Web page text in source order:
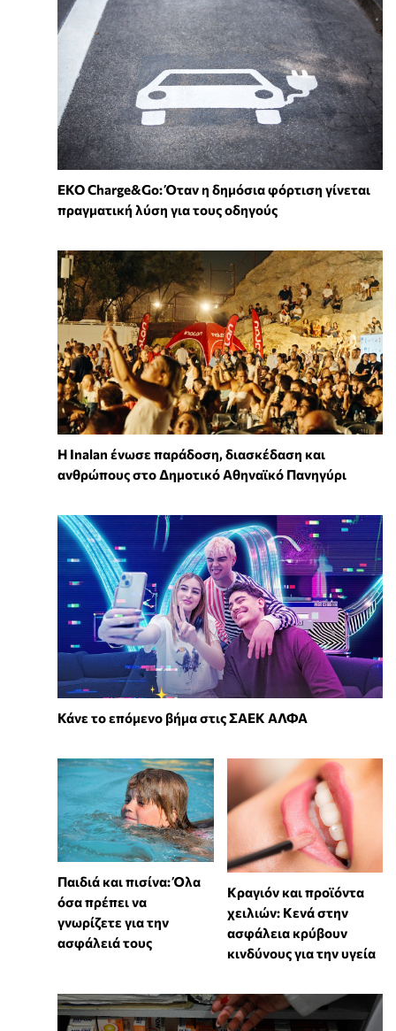
EKO Charge&Go: Όταν η δημόσια φόρτιση γίνεται
πραγματική λύση για τους οδηγούς
Η Inalan ένωσε παράδοση, διασκέδαση και
ανθρώπους στο Δημοτικό Αθηναϊκό Πανηγύρι
Κάνε το επόμενο βήμα στις ΣΑΕΚ ΑΛΦΑ
Παιδιά και πισίνα: Όλα
όσα πρέπει να
γνωρίζετε για την
ασφάλειά τους
Κραγιόν και προϊόντα
χειλιών: Κενά στην
ασφάλεια κρύβουν
κινδύνους για την υγεία